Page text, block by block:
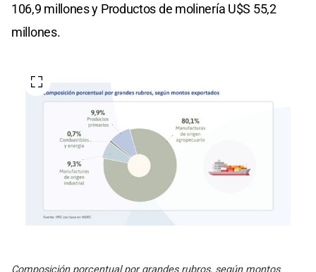
106,9 millones y Productos de molinería U$S 55,2
millones.
Composición porcentual por grandes rubros, según montos